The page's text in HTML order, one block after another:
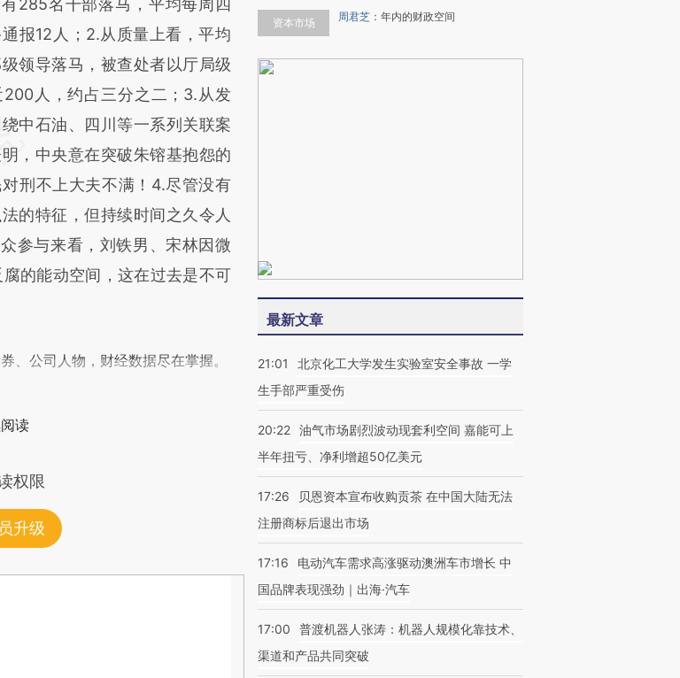
285名干部落马，平均每周四
报12人；2.从质量上看，平均
领导落马，被查处者以厅局级
人，约占三分之二；3.从发
中石油、四川等一系列关联案
，中央意在突破朱镕基抱怨的
刑不上大夫不满！4.尽管没有
的特征，但持续时间之久令人
参与来看，刘铁男、宋林因微
的能动空间，这在过去是不可
、公司人物，财经数据尽在掌握。
读
权限
升级
资本市场 周君芝 ： 年内的财政空间
最新文章
21:01
北京化工大学发生实验室安全事故 一学
生手部严重受伤
20:22 油气市场剧烈波动现套利空间 嘉能可上
半年扭亏、净利增超50亿美元
17:26
贝恩资本宣布收购贡茶 在中国大陆无法
注册商标后退出市场
17:16
电动汽车需求高涨驱动澳洲车市增长 中
国品牌表现强劲｜出海·汽车
17:00
普渡机器人张涛：机器人规模化靠技术、
渠道和产品共同突破